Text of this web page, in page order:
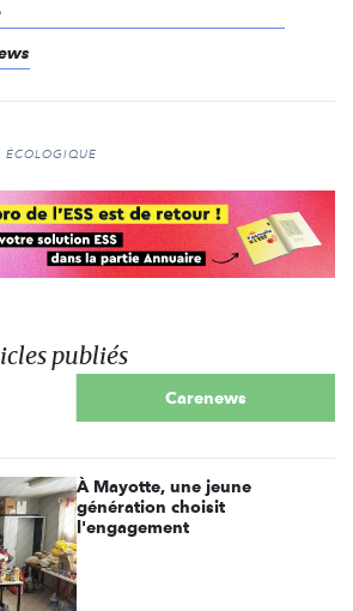
ÉCOLOGIQUE
publiés
Carenews
À Mayotte, une jeune
génération choisit
l'engagement